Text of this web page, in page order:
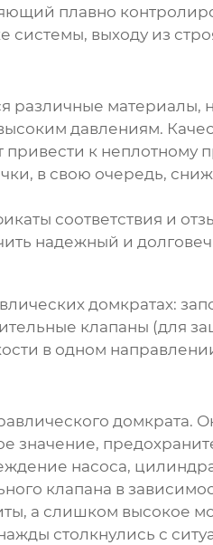
плавно
выходу из
различные материалы,
давлениям.
к неплотному
в свою очередь,
соответствия и
надежный и
домкратах:
клапаны (для
в одном
домкрата.
насоса,
клапана в
а слишком высокое
столкнулись с